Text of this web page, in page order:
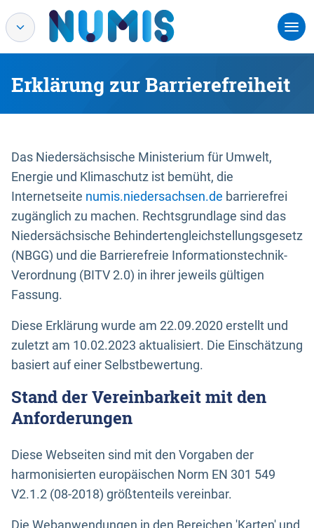
Erklärung zur Barrierefreiheit
Das Niedersächsische Ministerium für Umwelt,
Energie und Klimaschutz ist bemüht, die
Internetseite numis.niedersachsen.de barrierefrei
zugänglich zu machen. Rechtsgrundlage sind das
Niedersächsische Behindertengleichstellungsgesetz
(NBGG) und die Barrierefreie Informationstechnik-
Verordnung (BITV 2.0) in ihrer jeweils gültigen
Fassung.
Diese Erklärung wurde am 22.09.2020 erstellt und
zuletzt am 10.02.2023 aktualisiert. Die Einschätzung
basiert auf einer Selbstbewertung.
Stand der Vereinbarkeit mit den
Anforderungen
Diese Webseiten sind mit den Vorgaben der
harmonisierten europäischen Norm EN 301 549
V2.1.2 (08-2018) größtenteils vereinbar.
Die Webanwendungen in den Bereichen 'Karten' und